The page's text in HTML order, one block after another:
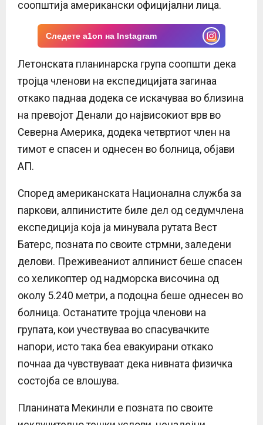
соопштија американски официјални лица.
Следете a1on на Instagram
Летонската планинарска група соопшти дека
тројца членови на експедицијата загинаа
откако паднаа додека се искачуваа во близина
на превојот Денали до највисокиот врв во
Северна Америка, додека четвртиот член на
тимот е спасен и однесен во болница, објави
АП.
Според американската Национална служба за
паркови, алпинистите биле дел од седумчлена
експедиција која ја минувала рутата Вест
Батерс, позната по своите стрмни, заледени
делови. Преживеаниот алпинист беше спасен
со хеликоптер од надморска височина од
околу 5.240 метри, а подоцна беше однесен во
болница. Останатите тројца членови на
групата, кои учествуваа во спасувачките
напори, исто така беа евакуирани откако
почнаа да чувствуваат дека нивната физичка
состојба се влошува.
Планината Мекинли е позната по своите